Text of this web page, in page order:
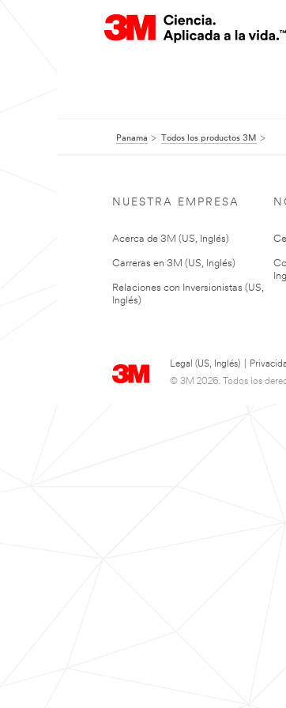
Panama Todos los productos 3M
NUESTRA EMPRESA
Acerca de 3M (US, Inglés)
Carreras en 3M (US, Inglés)
Relaciones con Inversionistas (US,
Inglés)
Legal (US, Inglés)
© 3M 2026. Todos los